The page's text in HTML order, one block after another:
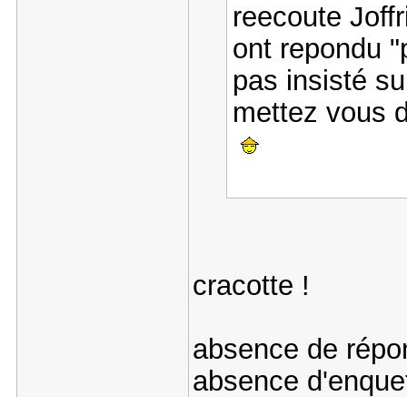
reecoute
ont repondu
pas insisté
mettez vous
cracotte !
absence de
absence